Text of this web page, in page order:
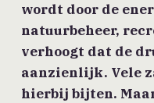
wordt door de
natuurbeheer,
verhoogt dat de
aanzienlijk. Vele
hierbij bijten.